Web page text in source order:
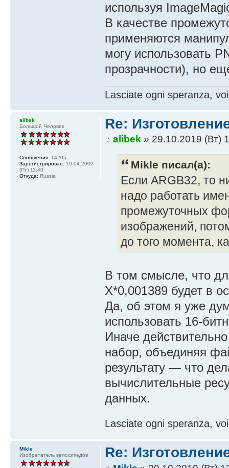
используя
В качестве
применяются
могу использовать
прозрачности), но
Lasciate ogni speranza,
alibek
Большой Человек
Сообщения: 14205
Зарегистрирован: 19.04.2002
(Пт) 11:40
Откуда: Russia
Re:
alibek» 29.10.2019 (Вт)
Mikle писал(а):
Если ARGB32, то
надо работать
промежуточных
изображений,
до того момента,
В том смысле, что
X*0,001389 будет в
Да, об этом я уже
использовать 16-
Иначе
набор, объединяя
результату — что
вычислительные
данных.
Lasciate ogni speranza,
Mikle
Изобретатель велосипедов
Re: